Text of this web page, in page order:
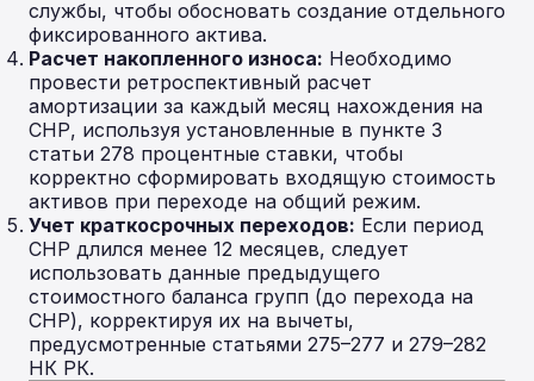
службы, чтобы обосновать создание отдельного
фиксированного актива.
Расчет накопленного износа: Необходимо
провести ретроспективный расчет
амортизации за каждый месяц нахождения на
СНР, используя установленные в пункте 3
статьи 278 процентные ставки, чтобы
корректно сформировать входящую стоимость
активов при переходе на общий режим.
Учет краткосрочных переходов: Если период
СНР длился менее 12 месяцев, следует
использовать данные предыдущего
стоимостного баланса групп (до перехода на
СНР), корректируя их на вычеты,
предусмотренные статьями 275–277 и 279–282
НК РК.